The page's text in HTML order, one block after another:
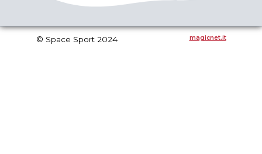
© Space Sport 2024 magicnet.it